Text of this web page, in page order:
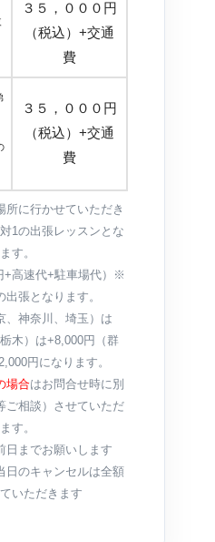
３５，０００円
（税込）+交通
費
３５，０００円
（税込）+交通
費
所に行かせていただき
1の出張レッスンとな
す。
+高速代+駐車場代）※
張となります。
、神奈川、埼玉）は
木）は+8,000円（群
円になります。
場合はお問合せ時に別
ご相談）させていただ
す。
日までお願いします
のキャンセルは全額
いただきます